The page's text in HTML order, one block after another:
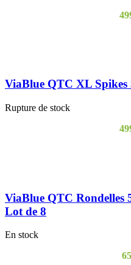
ViaBlue QTC XL Spikes
Rupture de stock
ViaBlue QTC Rondelles
Lot de 8
En stock